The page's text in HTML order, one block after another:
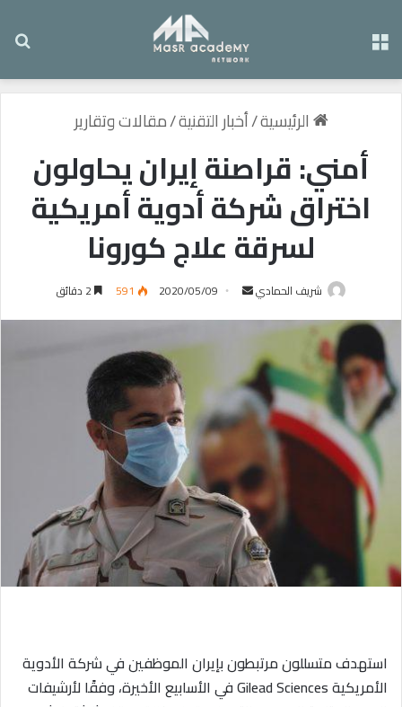
الرئيسية/أخبار التقنية/مقالات وتقارير
أمني: قراصنة إيران يحاولون
اختراق شركة أدوية أمريكية
لسرقة علاج كورونا
شريف الحمادي
ب
ر
ي
إ
ل
ك
ت
ر
و
ا
2020/05/09
591
استهدف متسللون مرتبطون بإيران الموظفين في شركة الأدوية
الأمريكية Gilead Sciences في الأسابيع الأخيرة، وفقًا لأرشيفات